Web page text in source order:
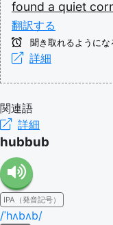
found a quiet
翻訳する
聞き取れるようにな
詳細
関連語
詳細
hubbub
IPA（発音記号）
/ˈhʌbʌb/